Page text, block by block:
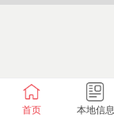
首页 本地信息